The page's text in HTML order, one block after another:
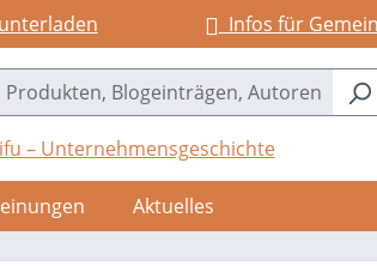
Infos für
ifu – Unternehmensgeschichte
Aktuelles